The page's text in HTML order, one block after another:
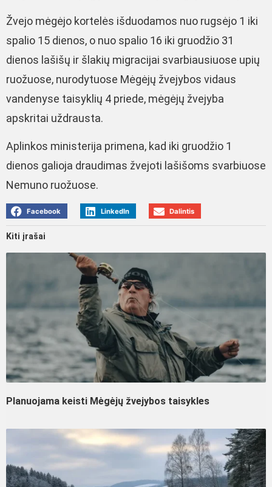
Žvejo mėgėjo kortelės išduodamos nuo rugsėjo 1 iki
spalio 15 dienos, o nuo spalio 16 iki gruodžio 31
dienos lašišų ir šlakių migracijai svarbiausiuose upių
ruožuose, nurodytuose Mėgėjų žvejybos vidaus
vandenyse taisyklių 4 priede, mėgėjų žvejyba
apskritai uždrausta.
Aplinkos ministerija primena, kad iki gruodžio 1
dienos galioja draudimas žvejoti lašišoms svarbiuose
Nemuno ruožuose.
Facebook LinkedIn Dalintis
Kiti įrašai
Planuojama keisti Mėgėjų žvejybos taisykles